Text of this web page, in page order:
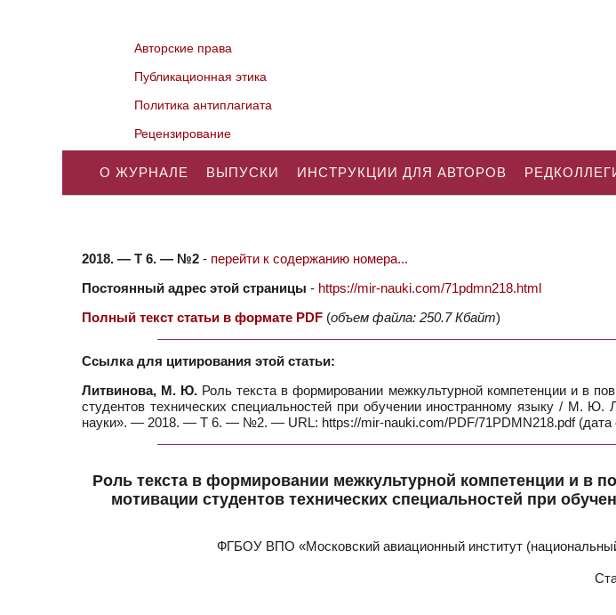
Авторские права
Публикационная этика
Политика антиплагиата
Рецензирование
О ЖУРНАЛЕ ВЫПУСКИ ИНСТРУКЦИИ ДЛЯ АВТОРОВ
2018. — Т 6. — №2 - перейти к содержанию номера...
Постоянный адрес этой страницы - https://mir-nauki.com/71pdmn218.html
Полный текст статьи в формате PDF (объем файла: 250.7 Кбайт)
Ссылка для цитирования этой статьи:
Литвинова, М. Ю. Роль текста в формировании межкультурной компетенции и в
студентов технических специальностей при обучении иностранному языку / М. Ю.
науки». — 2018. — Т 6. — №2. — URL: https://mir-nauki.com/PDF/71PDMN218.pdf (дата
Роль текста в формировании межкультурной компетенции и в
мотивации студентов технических специальностей при
ФГБОУ ВПО «Московский авиационный институт